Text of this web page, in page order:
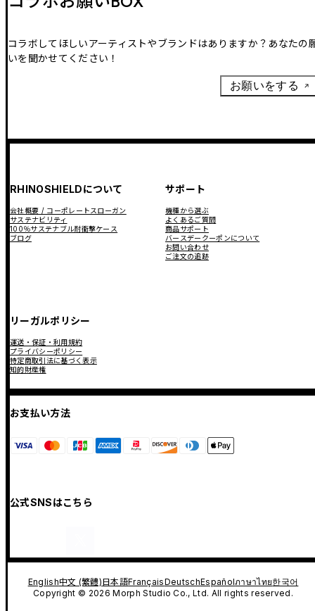
コラボしてほしいアーティストやブランドはありますか？あなたの
いを聞かせてください！
お願いをする
RHINOSHIELDについて
会社概要 / コーポレートスローガン
サステナビリティ
100％サステナブル耐衝撃ケース
ブログ
サポート
機種から選ぶ
よくあるご質問
商品サポート
バースデークーポンについて
お問い合わせ
ご注文の追跡
リーガルポリシー
運送・保証・利用規約
プライバシーポリシー
特定商取引法に基づく表示
知的財産権
お支払い方法
公式SNSはこちら
English中文 (繁體)日本語FrançaisDeutschEspañolภาษาไทย한국어
Copyright © 2026 Morph Studio Co., Ltd. All rights reserved.